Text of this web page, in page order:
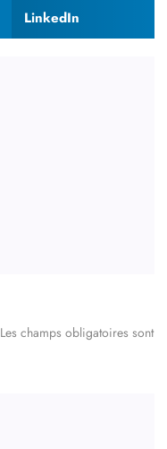
LinkedIn
Les champs obligatoires sont